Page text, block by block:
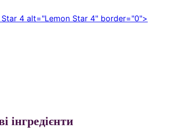
alt="Lemon Star 4" border="0">
інгредієнти